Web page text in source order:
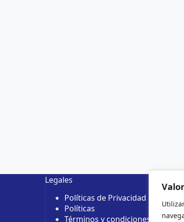
Legales
Políticas de Privacidad
Políticas
Términos y condiciones